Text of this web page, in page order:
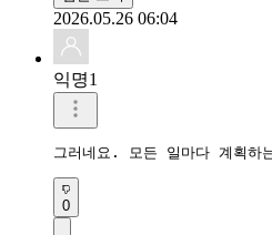
2026.05.26 06:04
익명1
그러네요. 모든 일마다 계획하
0